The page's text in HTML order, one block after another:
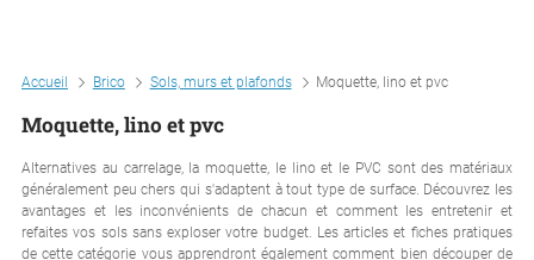
Accueil Brico Sols, murs et plafonds Moquette, lino et pvc
Moquette, lino et pvc
Alternatives au carrelage, la moquette, le lino et le PVC sont des matériaux
généralement peu chers qui s'adaptent à tout type de surface. Découvrez les
avantages et les inconvénients de chacun et comment les entretenir et
refaites vos sols sans exploser votre budget. Les articles et fiches pratiques
de cette catégorie vous apprendront également comment bien découper de